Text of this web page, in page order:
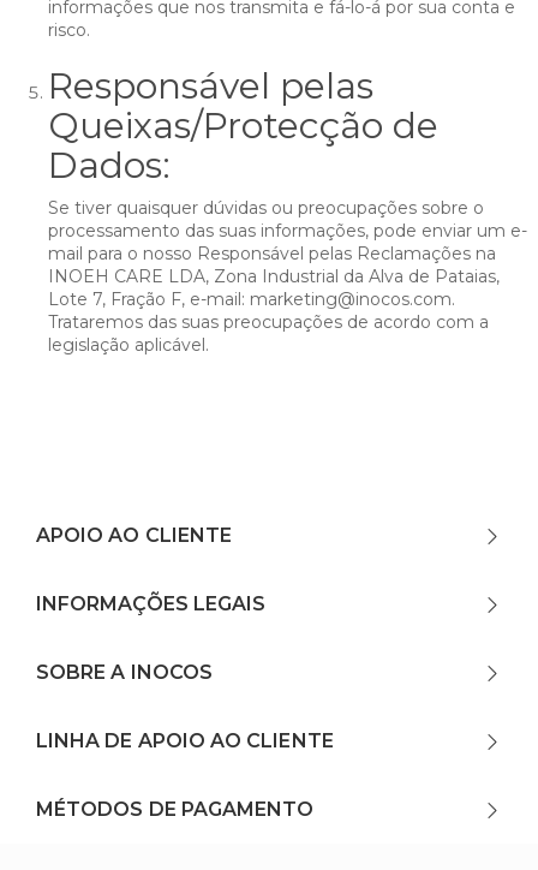
informações que nos transmita e fá-lo-á por sua conta e
risco.
Responsável pelas
Queixas/Protecção de
Dados:
Se tiver quaisquer dúvidas ou preocupações sobre o
processamento das suas informações, pode enviar um e-
mail para o nosso Responsável pelas Reclamações na
INOEH CARE LDA, Zona Industrial da Alva de Pataias,
Lote 7, Fração F, e-mail: marketing@inocos.com.
Trataremos das suas preocupações de acordo com a
legislação aplicável.
APOIO AO CLIENTE
INFORMAÇÕES LEGAIS
SOBRE A INOCOS
LINHA DE APOIO AO CLIENTE
MÉTODOS DE PAGAMENTO